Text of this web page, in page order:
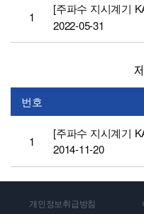
1
2022-05-31
번호
1
[주파수 지시계기
2014-11-20
개인정보취급방침